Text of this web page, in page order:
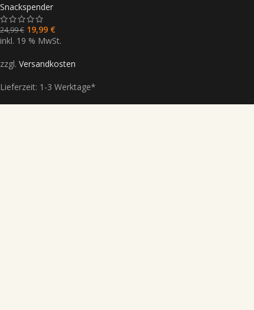
Snackspender
24,99€ 19,99 €
inkl. 19 % MwSt.
zzgl. Versandkosten
Lieferzeit: 1-3 Werktage*